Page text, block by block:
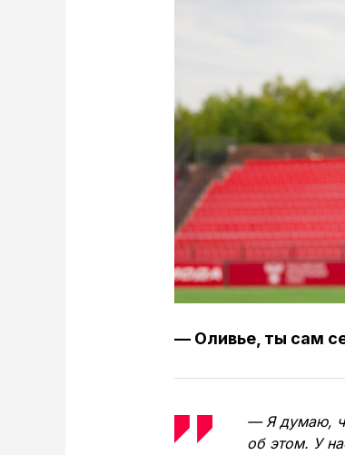
— Оливье, ты сам
— Я думаю,
об этом. У